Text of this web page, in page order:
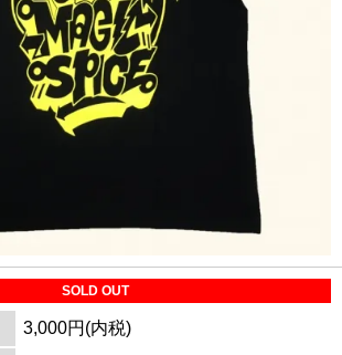
SOLD OUT
3,000円(内税)